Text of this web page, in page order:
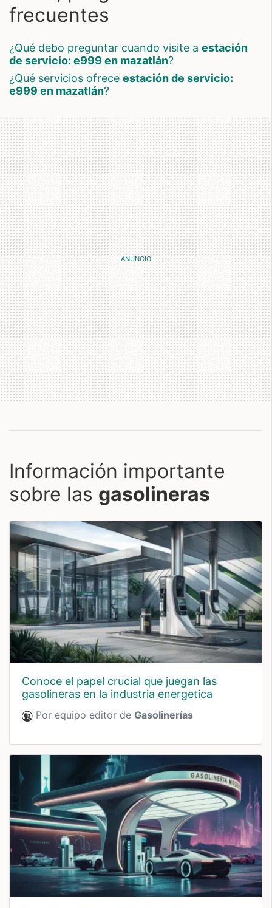
frecuentes
¿qué debo preguntar cuando visite a estación
de servicio: e999 en mazatlán?
¿qué servicios ofrece estación de servicio:
e999 en mazatlán?
Información importante
sobre las gasolineras
conoce el papel crucial que juegan las
gasolineras en la industria energetica
Por equipo editor de Gasolinerías